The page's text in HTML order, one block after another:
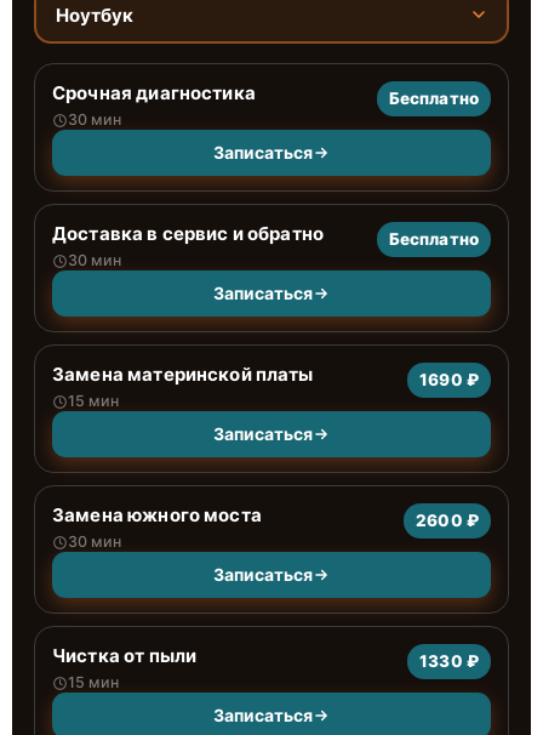
Ноутбук
Срочная диагностика
30 мин
Бесплатно
Записаться
Доставка в сервис и обратно
30 мин
Бесплатно
Записаться
Замена материнской платы
15 мин
1690 ₽
Записаться
Замена южного моста
30 мин
2600 ₽
Записаться
Чистка от пыли
15 мин
1330 ₽
Записаться